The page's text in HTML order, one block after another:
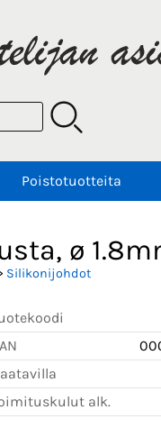
Poistotuotteita
ø
Silikonijohdot
alk.